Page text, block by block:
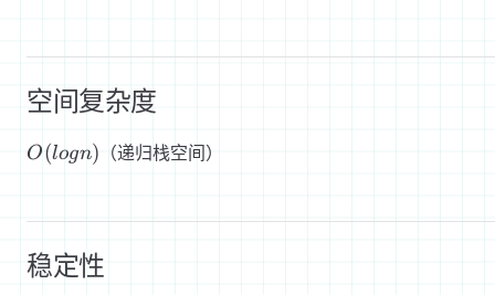
空间复杂度
O(log
O(logn) （递归栈空间）
稳定性